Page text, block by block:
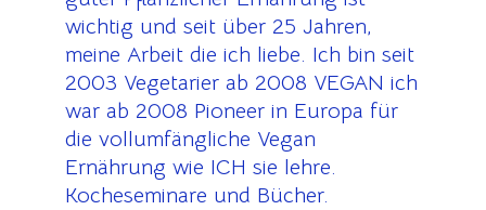
wichtig und seit über 25 Jahren,
meine Arbeit die ich liebe. Ich bin seit
2003 Vegetarier ab 2008 VEGAN ich
war ab 2008 Pioneer in Europa für
die vollumfängliche Vegan
Ernährung wie ICH sie lehre.
Kocheseminare und Bücher.